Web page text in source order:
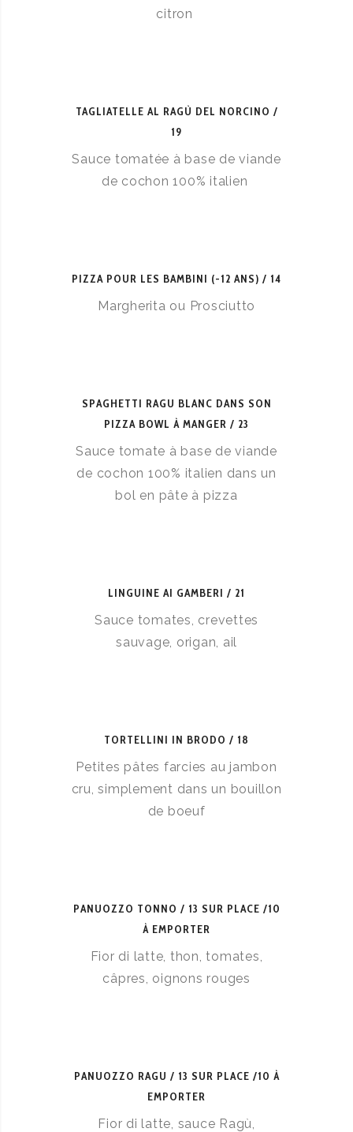
citron
TAGLIATELLE AL RAGÙ DEL NORCINO
19
Sauce tomatée à base de viande
de cochon 100% italien
PIZZA POUR LES BAMBINI (-12 ANS) 14
Margherita ou Prosciutto
SPAGHETTI RAGU BLANC DANS SON
PIZZA BOWL À MANGER
23
Sauce tomate à base de viande
de cochon 100% italien dans un
bol en pâte à pizza
LINGUINE AI GAMBERI 21
Sauce tomates, crevettes
sauvage, origan, ail
TORTELLINI IN BRODO 18
Petites pâtes farcies au jambon
cru, simplement dans un bouillon
de boeuf
PANUOZZO TONNO
13 SUR PLACE /10
À EMPORTER
Fior di latte, thon, tomates,
câpres, oignons rouges
PANUOZZO RAGU
13 SUR PLACE /10 À
EMPORTER
Fior di latte, sauce Ragù,